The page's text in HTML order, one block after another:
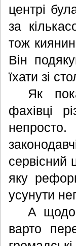
центрі
за
тож
Він
їхати зі
Як
фахівці
сервісний
яку
усунути
А щодо
варто